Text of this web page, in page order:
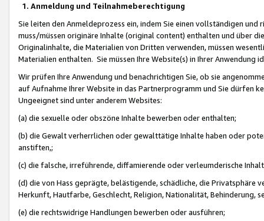
1. Anmeldung und Teilnahmeberechtigung
Sie leiten den Anmeldeprozess ein, indem Sie einen vollständigen
muss/müssen originäre Inhalte (original content) enthalten und über
Originalinhalte, die Materialien von Dritten verwenden, müssen
Materialien enthalten. Sie müssen Ihre Website(s) in Ihrer Anwendung
Wir prüfen Ihre Anwendung und benachrichtigen Sie, ob sie
auf Aufnahme Ihrer Website in das Partnerprogramm und Sie dürfen
Ungeeignet sind unter anderem Websites:
(a) die sexuelle oder obszöne Inhalte bewerben oder enthalten;
(b) die Gewalt verherrlichen oder gewalttätige Inhalte haben oder
anstiften,;
(c) die falsche, irreführende, diffamierende oder verleumderische
(d) die von Hass geprägte, belästigende, schädliche, die Privatsphäre
Herkunft, Hautfarbe, Geschlecht, Religion, Nationalität, Behinderung,
(e) die rechtswidrige Handlungen bewerben oder ausführen;